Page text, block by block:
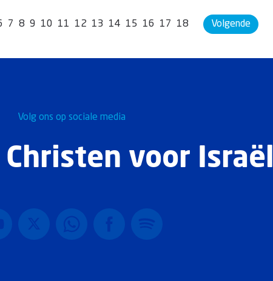
7 8 9 10 11 12 13 14 15 16 17 18 Volgende
Volg ons op sociale media
Christen voor Israël